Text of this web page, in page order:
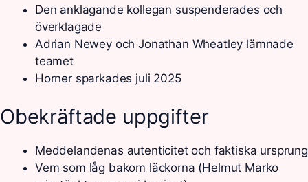
Den anklagande kollegan suspenderades och
överklagade
Adrian Newey och Jonathan Wheatley lämnade
teamet
Horner sparkades juli 2025
Obekräftade uppgifter
Meddelandenas autenticitet och faktiska ursprung
Vem som låg bakom läckorna (Helmut Marko